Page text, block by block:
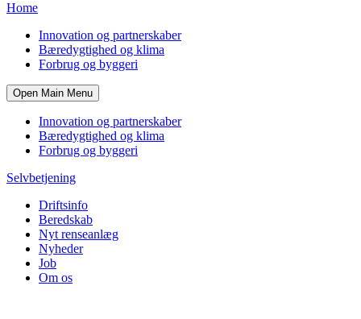
Home
Innovation og partnerskaber
Bæredygtighed og klima
Forbrug og byggeri
Open Main Menu
Innovation og partnerskaber
Bæredygtighed og klima
Forbrug og byggeri
Selvbetjening
Driftsinfo
Beredskab
Nyt renseanlæg
Nyheder
Job
Om os